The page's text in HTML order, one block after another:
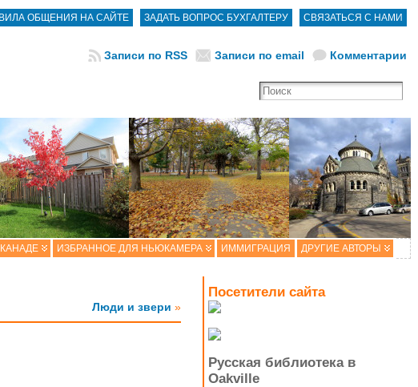
CВЯЗАТЬСЯ С НАМИ
ЗАДАТЬ ВОПРОС БУХГАЛТЕРУ
ОБЩЕНИЯ НА САЙТЕ
Комментарии
Записи по email
Записи по RSS
ИЗБРАННОЕ ДЛЯ НЬЮКАМЕРА ИММИГРАЦИЯ ДРУГИЕ АВТОРЫ
Люди и звери »
Посетители сайта
Русская библиотека в
Oakville